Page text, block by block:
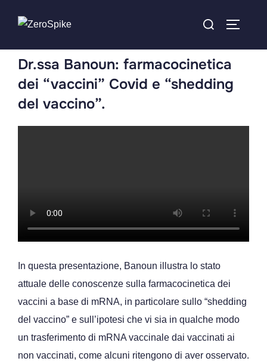
Dr.ssa Banoun: farmacocinetica
dei “vaccini” Covid e “shedding
del vaccino”.
In questa presentazione, Banoun illustra lo stato
attuale delle conoscenze sulla farmacocinetica dei
vaccini a base di mRNA, in particolare sullo “shedding
del vaccino” e sull’ipotesi che vi sia in qualche modo
un trasferimento di mRNA vaccinale dai vaccinati ai
non vaccinati, come alcuni ritengono di aver osservato.